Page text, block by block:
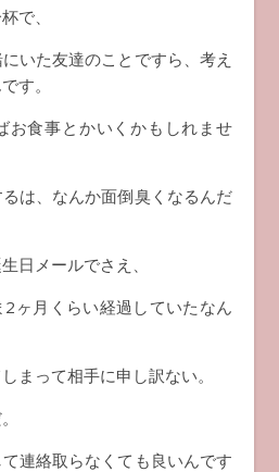
で、
いた友達のことですら、考え
す。
お食事とかいくかもしれませ
は、なんか面倒臭くなるんだ
日メールでさえ、
ヶ月くらい経過していたなん
まって相手に申し訳ない。
連絡取らなくても良いんです